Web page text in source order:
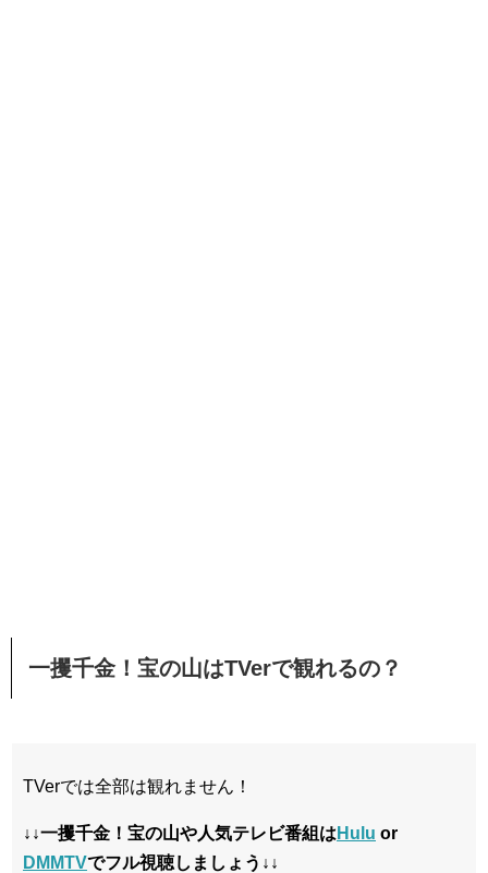
一攫千金！宝の山はTVerで観れるの？
TVerでは全部は観れません！
↓↓一攫千金！宝の山や人気テレビ番組は Hulu or
DMMTVでフル視聴しましょう↓↓